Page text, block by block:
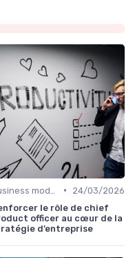
•
24/03/2026
le rôle de chief
officer au cœur de la
d’entreprise